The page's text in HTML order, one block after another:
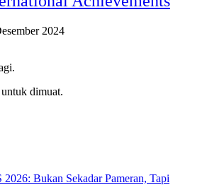
2024
dimuat.